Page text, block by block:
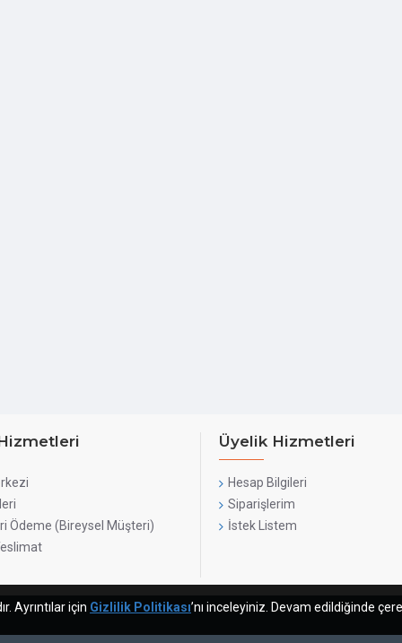
Max. PSU Length / Depth
Power Supply
Ödeme (Bireysel Müşteri)
Üyelik Hizmetleri
Hesap Bilgileri
Siparişlerim
İstek Listem
Ayrıntılar için Gizlilik Politikası’nı inceleyiniz. Devam edildiğinde